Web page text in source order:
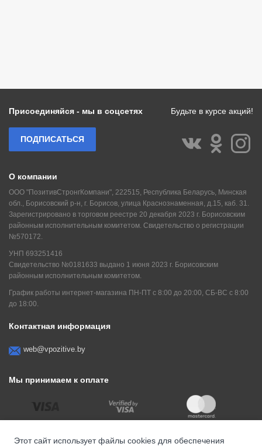
Этот сайт использует файлы cookies для обеспечения
Мы принимаем к оплате
Контактная информация
web@vpozitive.by
О компании
ООО "ПозитивСтронгКомпани", 222515, Республика Беларусь, Минская
обл., Борисовский р-н, г. Борисов, улица Краснознаменная, д.15, каб. 31.
Зарегистрировано в торговом реестре 20 декабря 2023 г. Борисовским
районным исполнительным комитетом. Свидетельство о регистрации
№570172.
УНП 693251416
Свидетельство №0181633 выдано 1 июня 2023 г. Борисовским
районным исполнительным комитетом.
График работы интернет-магазина ПН-ПТ с 8:00 до 20:00, СБ-ВС с 8:00
до 18:00.
Присоединяйся - мы в соцсетях Будьте в курсе акций!
ПОДПИСАТЬСЯ